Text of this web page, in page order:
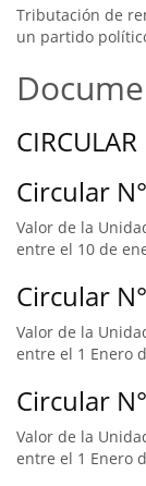
Tributación de
un partido
CIRCULAR
Circular
Valor de la
entre el 10 de
Circular
Valor de la
entre el 1 Enero
Circular
Valor de la
entre el 1 Enero